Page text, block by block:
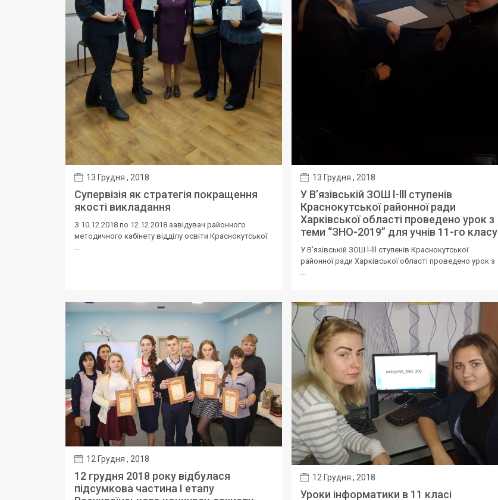
13 Грудня , 2018
Супервізія як стратегія покращення
якості викладання
З 10.12.2018 по 12.12.2018 завідувач районного
методичного кабінету відділу освіти Краснокутської
...
13 Грудня , 2018
У В’язівській ЗОШ l-lll ступенів
Краснокутської районної ради
Харківської області проведено урок з
теми “ЗНО-2019” для учнів 11-го класу
У В'язівській ЗОШ l-lll ступенів Краснокутської
районної ради Харківської області проведено урок з
...
12 Грудня , 2018
12 грудня 2018 року відбулася
підсумкова частина І етапу
12 Грудня , 2018
Уроки інформатики в 11 класі